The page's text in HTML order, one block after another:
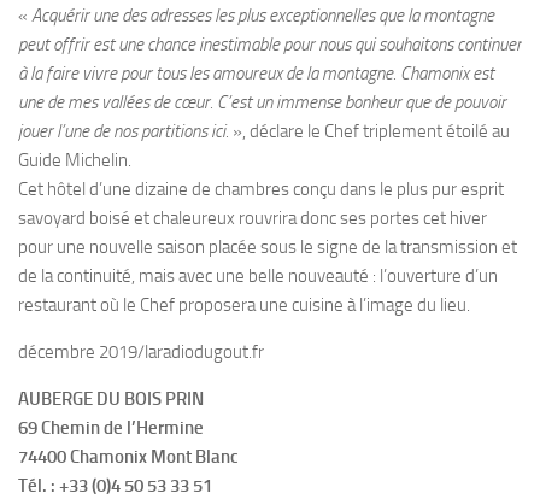
« Acquérir une des adresses les plus exceptionnelles que la montagne
peut offrir est une chance inestimable pour nous qui souhaitons continuer
à la faire vivre pour tous les amoureux de la montagne. Chamonix est
une de mes vallées de cœur. C’est un immense bonheur que de pouvoir
jouer l’une de nos partitions ici. », déclare le Chef triplement étoilé au
Guide Michelin.
Cet hôtel d’une dizaine de chambres conçu dans le plus pur esprit
savoyard boisé et chaleureux rouvrira donc ses portes cet hiver
pour une nouvelle saison placée sous le signe de la transmission et
de la continuité, mais avec une belle nouveauté : l’ouverture d’un
restaurant où le Chef proposera une cuisine à l’image du lieu.
décembre 2019/laradiodugout.fr
AUBERGE DU BOIS PRIN
69 Chemin de l’Hermine
74400 Chamonix Mont Blanc
Tél. : +33 (0)4 50 53 33 51